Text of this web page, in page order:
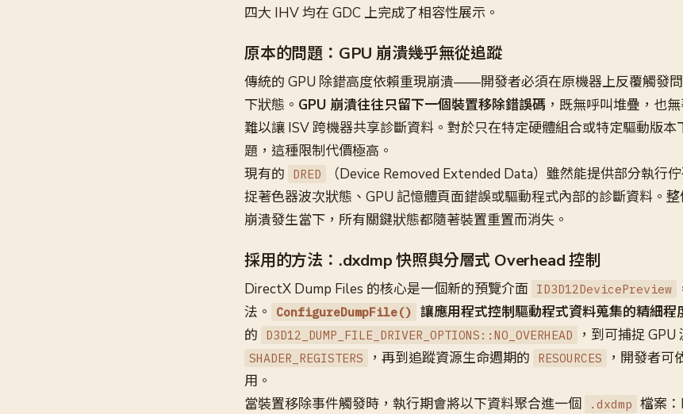
四大 IHV 均在 GDC 上完成了相容性展示。
原本的問題：GPU 崩潰幾乎無從追蹤
傳統的 GPU 除錯高度依賴重現崩潰——開發者必須在原機器上反覆觸發
下狀態。 GPU 崩潰往往只留下一個裝置移除錯誤碼 ，既無呼叫堆疊，也
難以讓 ISV 跨機器共享診斷資料。對於只在特定硬體組合或特定驅動版本
題，這種限制代價極高。
現有的
DRED
（Device Removed Extended Data）雖然能提供部分執行
捉著色器波次狀態、GPU 記憶體頁面錯誤或驅動程式內部的診斷資料。整
崩潰發生當下，所有關鍵狀態都隨著裝置重置而消失。
採用的方法：.dxdmp 快照與分層式 Overhead 控制
DirectX Dump Files 的核心是一個新的預覽介面 ID3D12DevicePreview
法。
ConfigureDumpFile() 讓應用程式控制驅動程式資料蒐集的精細程
的
D3D12_DUMP_FILE_DRIVER_OPTIONS::NO_OVERHEAD ，到可捕捉
SHADER_REGISTERS ，再到追蹤資源生命週期的 RESOURCES
，開發者可
用。
當裝置移除事件觸發時，執行期會將以下資料聚合進一個
.dxdmp 檔案